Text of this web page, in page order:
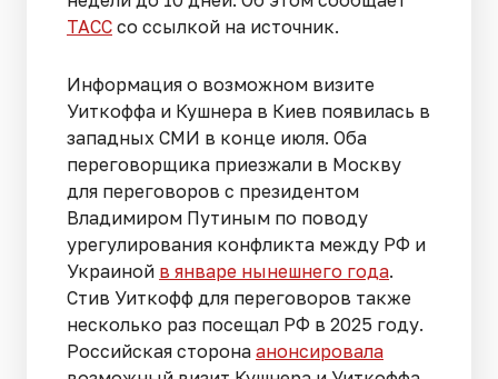
ТАСС со ссылкой на источник.
Информация о возможном визите
Уиткоффа и Кушнера в Киев появилась в
западных СМИ в конце июля. Оба
переговорщика приезжали в Москву
для переговоров с президентом
Владимиром Путиным по поводу
урегулирования конфликта между РФ и
Украиной в январе нынешнего года.
Стив Уиткофф для переговоров также
несколько раз посещал РФ в 2025 году.
Российская сторона анонсировала